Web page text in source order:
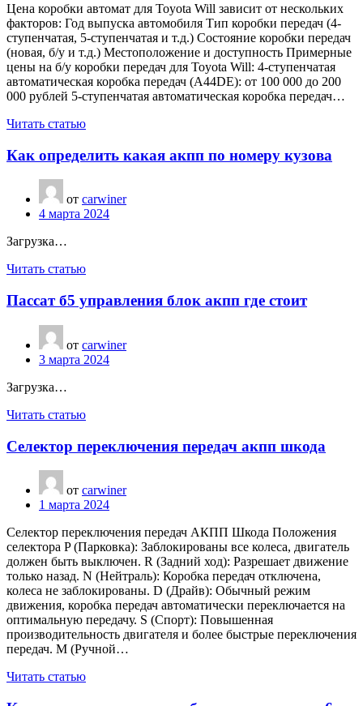
Цена коробки автомат для Toyota Will зависит от нескольких
факторов: Год выпуска автомобиля Тип коробки передач (4-
ступенчатая, 5-ступенчатая и т.д.) Состояние коробки передач
(новая, б/у и т.д.) Местоположение и доступность Примерные
цены на б/у коробки передач для Toyota Will: 4-ступенчатая
автоматическая коробка передач (A44DE): от 100 000 до 200
000 рублей 5-ступенчатая автоматическая коробка передач…
Читать статью
Как определить какая акпп по номеру кузова
от carwiner
4 марта 2024
Загрузка…
Читать статью
Пассат б5 управления блок акпп где стоит
от carwiner
3 марта 2024
Загрузка…
Читать статью
Селектор переключения передач акпп шкода
от carwiner
1 марта 2024
Селектор переключения передач АКПП Шкода Положения
селектора P (Парковка): Заблокированы все колеса, двигатель
должен быть выключен. R (Задний ход): Разрешает движение
только назад. N (Нейтраль): Коробка передач отключена,
колеса не заблокированы. D (Драйв): Обычный режим
движения, коробка передач автоматически переключается на
оптимальную передачу. S (Спорт): Повышенная
производительность двигателя и более быстрые переключения
передач. M (Ручной…
Читать статью